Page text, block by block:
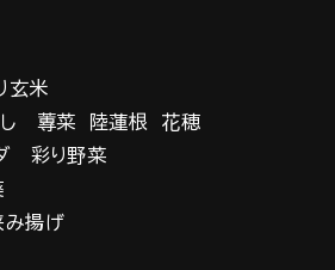
玄米
し 蓴菜 陸蓮根 花穂
彩り野菜
揚げ